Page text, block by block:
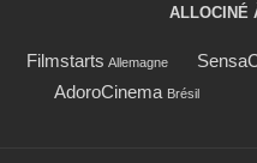
ALLOCINÉ
Filmstarts Allemagne
AdoroCinema Brésil